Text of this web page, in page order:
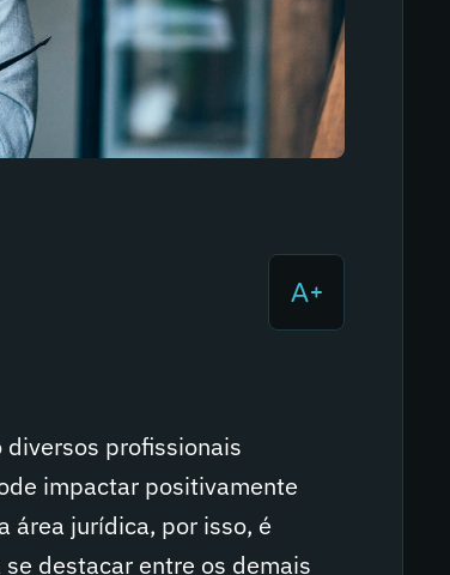
profissionais
impactar positivamente
área jurídica, por isso, é
destacar entre os demais